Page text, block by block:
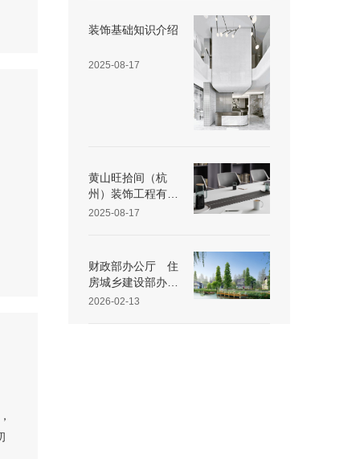
装饰基础知识介绍
2025-08-17
黄山旺拾间（杭
州）装饰工程有限
公司25 年第三季
2025-08-17
财政部办公厅 住
房城乡建设部办公
厅 关于开展传统
2026-02-13